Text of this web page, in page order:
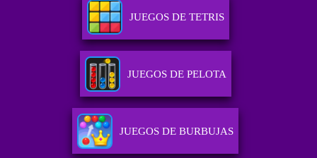
JUEGOS DE TETRIS
JUEGOS DE PELOTA
JUEGOS DE BURBUJAS